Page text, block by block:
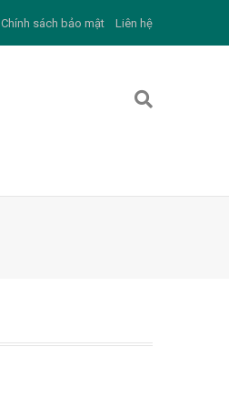
Chính sách bảo mật Liên hệ